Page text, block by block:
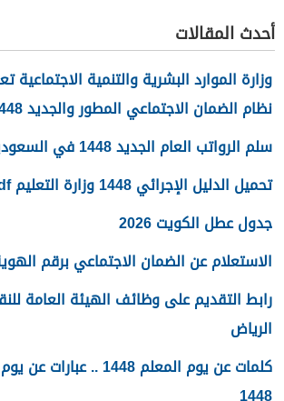
أحدث المقالات
وزارة الموارد البشرية والتنمية
نظام الضمان الاجتماعي المطور والجديد 1448
سلم الرواتب العام الجديد 1448 في السعودية
تحميل الدليل الإجرائي 1448 وزارة التعليم pdf
جدول عطل الكويت 2026
الاستعلام عن الضمان الاجتماعي برقم الهوية
الرياض
كلمات عن يوم المعلم 1448